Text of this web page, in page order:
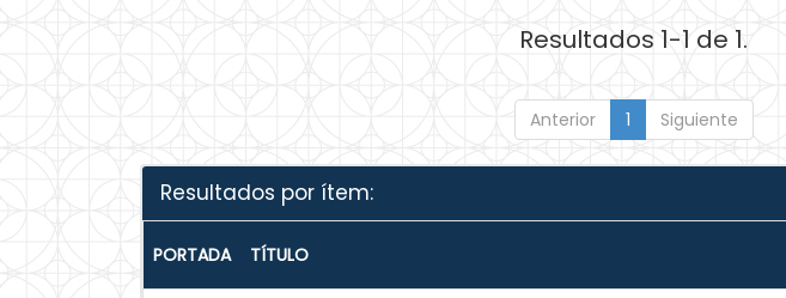
Resultados 1-1 de 1.
Anterior 1 Siguiente
Resultados por ítem:
PORTADA TÍTULO